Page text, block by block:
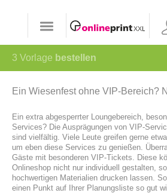
3 Vorlage bestellen
Ein Wiesenfest ohne VIP-Bereich?
Ein extra abgesperrter Loungebereich,
Services? Die Ausprägungen von VIP-
sind vielfältig. Viele Leute greifen gerne
um eben diese Services zu genießen.
Gäste mit besonderen VIP-Tickets. Diese
Onlineshop nicht nur individuell gestalten,
hochwertigen Materialien drucken lassen.
einen Punkt auf Ihrer Planungsliste so gut